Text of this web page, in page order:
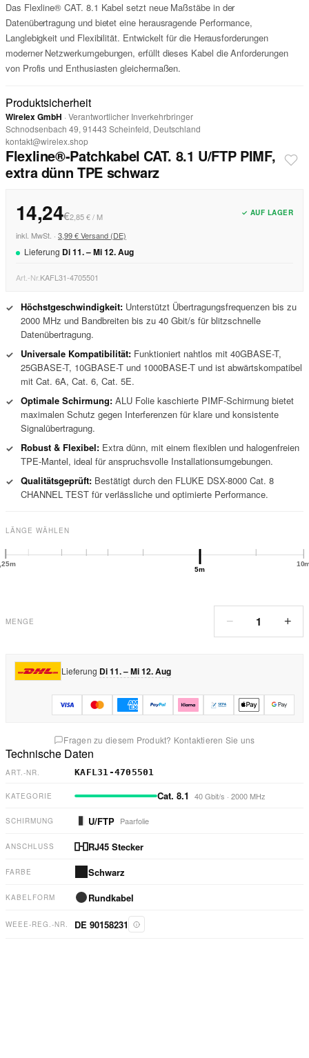
Das Flexline® CAT. 8.1 Kabel setzt neue Maßstäbe in der
Datenübertragung und bietet eine herausragende Performance,
Langlebigkeit und Flexibilität. Entwickelt für die Herausforderungen
moderner Netzwerkumgebungen, erfüllt dieses Kabel die Anforderungen
von Profis und Enthusiasten gleichermaßen.
Produktsicherheit
Wirelex GmbH · Verantwortlicher Inverkehrbringer
Schnodsenbach 49, 91443 Scheinfeld, Deutschland
kontakt@wirelex.shop
Flexline®-Patchkabel CAT. 8.1 U/FTP PIMF,
extra dünn TPE schwarz
14,24€2,85 € / M ✓ AUF LAGER
inkl. MwSt. · 3,99 € Versand (DE)
Lieferung Di11. –Mi12.Aug
Art.-Nr.KAFL31-4705501
✓ Höchstgeschwindigkeit: Unterstützt Übertragungsfrequenzen bis zu
2000 MHz und Bandbreiten bis zu 40 Gbit/s für blitzschnelle
Datenübertragung.
✓
Universale Kompatibilität: Funktioniert nahtlos mit 40GBASE-T,
25GBASE-T, 10GBASE-T und 1000BASE-T und ist abwärtskompatibel
mit Cat. 6A, Cat. 6, Cat. 5E.
✓ Optimale Schirmung: ALU Folie kaschierte PIMF-Schirmung bietet
maximalen Schutz gegen Interferenzen für klare und konsistente
Signalübertragung.
✓
Robust & Flexibel: Extra dünn, mit einem flexiblen und halogenfreien
TPE-Mantel, ideal für anspruchsvolle Installationsumgebungen.
✓ Qualitätsgeprüft: Bestätigt durch den FLUKE DSX-8000 Cat. 8
CHANNEL TEST für verlässliche und optimierte Performance.
LÄNGE WÄHLEN
5m
MENGE − 1 +
Lieferung Di 11. – Mi 12. Aug
Fragen zu diesem Produkt? Kontaktieren Sie uns
Technische Daten
ART.-NR. KAFL31-4705501
KATEGORIE Cat. 8.1 40 Gbit/s · 2000 MHz
SCHIRMUNG U/FTP Paarfolie
ANSCHLUSS RJ45 Stecker
FARBE Schwarz
KABELFORM Rundkabel
WEEE-REG.-NR. DE 90158231